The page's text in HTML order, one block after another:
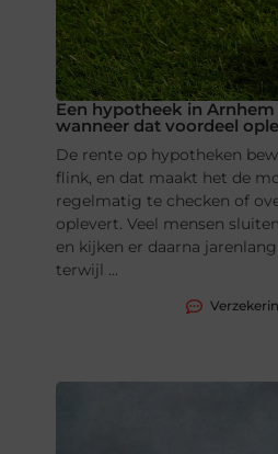
Een hypotheek in
wanneer dat voordeel
De rente op hypotheken
flink, en dat maakt het de
regelmatig te checken of
oplevert. Veel mensen
en kijken er daarna
terwijl ...